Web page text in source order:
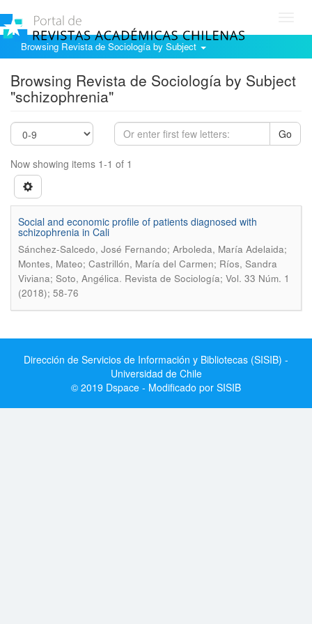
Browsing Revista de Sociología by Subject
Browsing Revista de Sociología by Subject
"schizophrenia"
Go
Now showing items 1-1 of 1
Social and economic profile of patients diagnosed with
schizophrenia in Cali
Sánchez-Salcedo, José Fernando; Arboleda, María Adelaida;
Montes, Mateo; Castrillón, María del Carmen; Ríos, Sandra
Viviana; Soto, Angélica. Revista de Sociología; Vol. 33 Núm. 1
(2018); 58-76
Dirección de Servicios de Información y Bibliotecas (SISIB) -
Universidad de Chile
© 2019 Dspace - Modificado por SISIB